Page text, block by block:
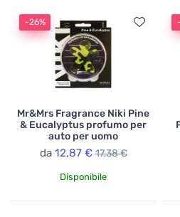
-26%
Mr&Mrs Fragrance Niki Pine
& Eucalyptus profumo per
auto per uomo
da 12,87 € 17,38 €
Disponibile